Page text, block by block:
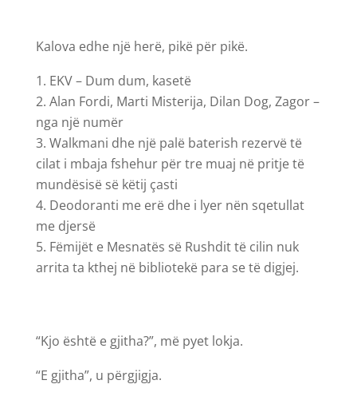
Kalova edhe një herë, pikë për pikë.
EKV – Dum dum, kasetë
Alan Fordi, Marti Misterija, Dilan Dog, Zagor –
nga një numër
Walkmani dhe një palë baterish rezervë të
cilat i mbaja fshehur për tre muaj në pritje të
mundësisë së këtij çasti
Deodoranti me erë dhe i lyer nën sqetullat
me djersë
Fëmijët e Mesnatës së Rushdit të cilin nuk
arrita ta kthej në bibliotekë para se të digjej.
“Kjo është e gjitha?”, më pyet lokja.
“E gjitha”, u përgjigja.